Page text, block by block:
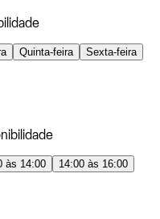
Quinta-feira
Sexta-feira
às 14:00
14:00 às 16:00